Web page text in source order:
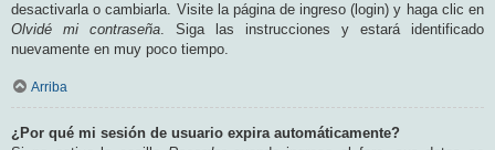
desactivarla o cambiarla. Visite la página de ingreso (login) y haga clic en
Olvidé mi contraseña. Siga las instrucciones y estará identificado
nuevamente en muy poco tiempo.
Arriba
¿Por qué mi sesión de usuario expira automáticamente?